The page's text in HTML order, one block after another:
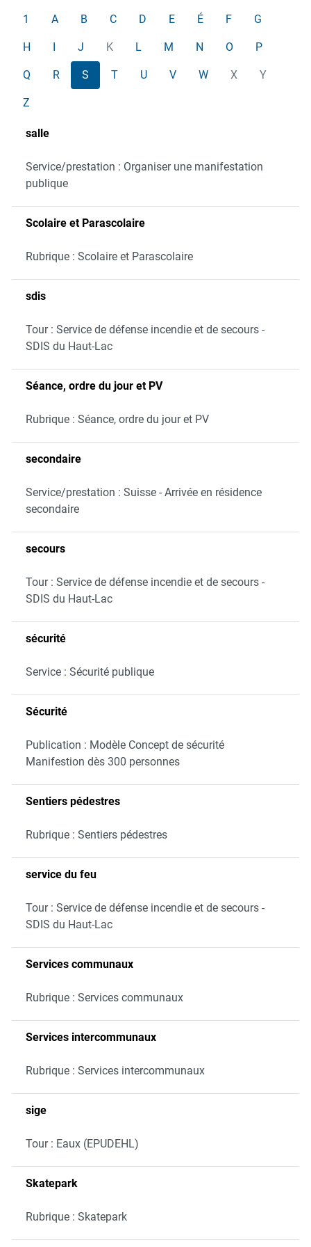
1 A B C D E É F G
H I J K L M N O P
Q R S T U V W X Y
Z
salle
Service/prestation : Organiser une manifestation
publique
Scolaire et Parascolaire
Rubrique : Scolaire et Parascolaire
sdis
Tour : Service de défense incendie et de secours -
SDIS du Haut-Lac
Séance, ordre du jour et PV
Rubrique : Séance, ordre du jour et PV
secondaire
Service/prestation : Suisse - Arrivée en résidence
secondaire
secours
Tour : Service de défense incendie et de secours -
SDIS du Haut-Lac
sécurité
Service : Sécurité publique
Sécurité
Publication : Modèle Concept de sécurité
Manifestion dès 300 personnes
Sentiers pédestres
Rubrique : Sentiers pédestres
service du feu
Tour : Service de défense incendie et de secours -
SDIS du Haut-Lac
Services communaux
Rubrique : Services communaux
Services intercommunaux
Rubrique : Services intercommunaux
sige
Tour : Eaux (EPUDEHL)
Skatepark
Rubrique : Skatepark